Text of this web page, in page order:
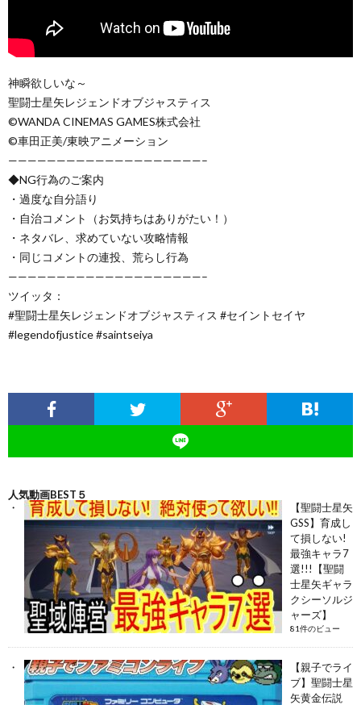
神瞬欲しいな～
聖闘士星矢レジェンドオブジャスティス
©️WANDA CINEMAS GAMES株式会社
©️車田正美/東映アニメーション
————————————————————–
◆NG行為のご案内
・過度な自分語り
・自治コメント（お気持ちはありがたい！）
・ネタバレ、求めていない攻略情報
・同じコメントの連投、荒らし行為
————————————————————–
ツイッタ：
#聖闘士星矢レジェンドオブジャスティス #セイントセイヤ
#legendofjustice #saintseiya
人気動画BEST５
【聖闘士星矢
GSS】育成し
て損しない!
最強キャラ7
選!!!【聖闘
士星矢ギャラ
クシーソルジ
ャーズ】
81件のビュー
【親子でライ
ブ】聖闘士星
矢黄金伝説